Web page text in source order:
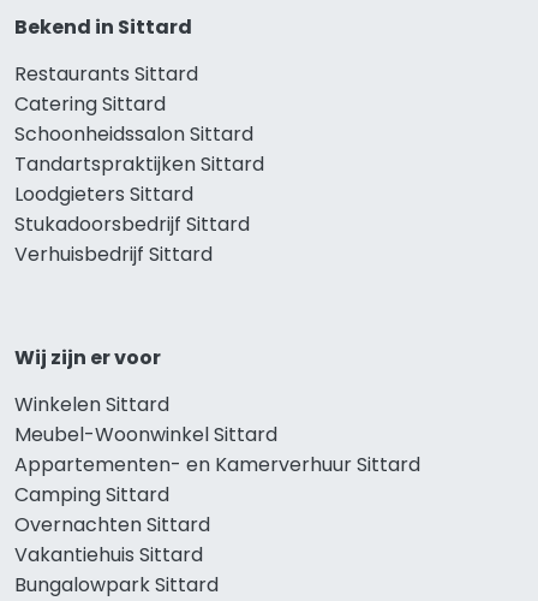
Bekend in Sittard
Restaurants Sittard
Catering Sittard
Schoonheidssalon Sittard
Tandartspraktijken Sittard
Loodgieters Sittard
Stukadoorsbedrijf Sittard
Verhuisbedrijf Sittard
Wij zijn er voor
Winkelen Sittard
Meubel-Woonwinkel Sittard
Appartementen- en Kamerverhuur Sittard
Camping Sittard
Overnachten Sittard
Vakantiehuis Sittard
Bungalowpark Sittard